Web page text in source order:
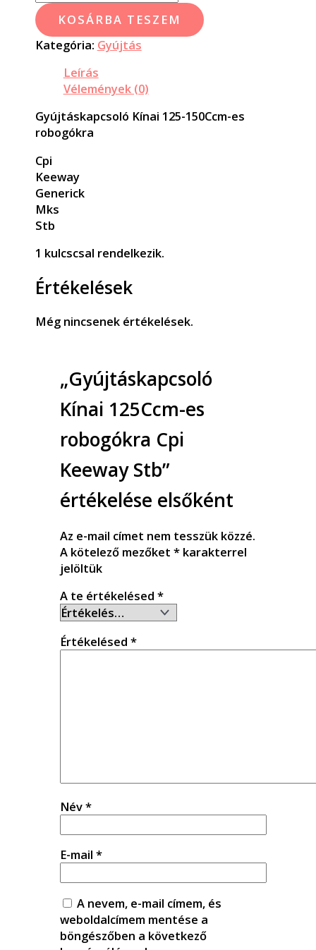
KOSÁRBA TESZEM
Kategória: Gyújtás
Leírás
Vélemények (0)
Gyújtáskapcsoló Kínai 125-150Ccm-es
robogókra
Cpi
Keeway
Generick
Mks
Stb
1 kulcscsal rendelkezik.
Értékelések
Még nincsenek értékelések.
„Gyújtáskapcsoló
Kínai 125Ccm-es
robogókra Cpi
Keeway Stb”
értékelése elsőként
Az e-mail címet nem tesszük közzé.
A kötelező mezőket *karakterrel
jelöltük
A te értékelésed *
Értékelésed *
Név*
E-mail *
A nevem, e-mail címem, és
weboldalcímem mentése a
böngészőben a következő